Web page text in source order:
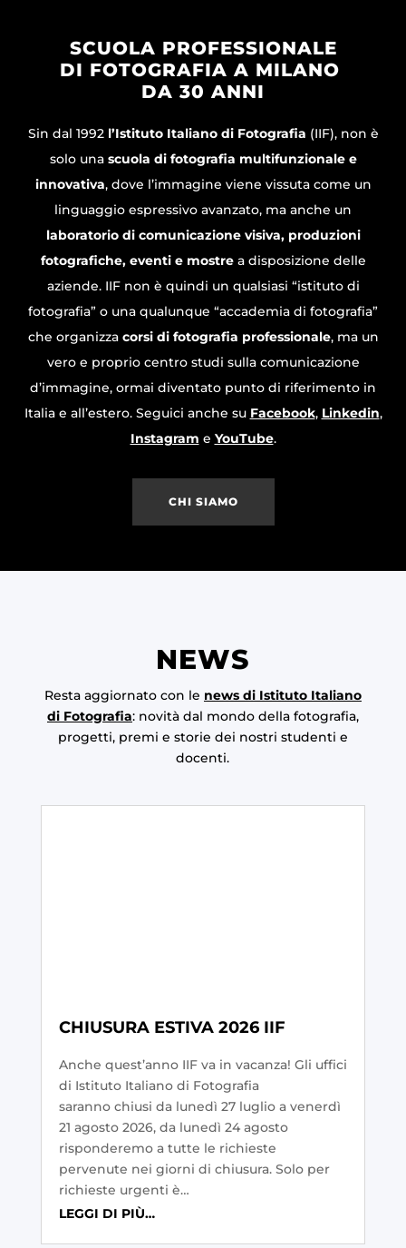
SCUOLA PROFESSIONALE
DI FOTOGRAFIA A MILANO
DA 30 ANNI
Sin dal 1992 l’Istituto Italiano di Fotografia (IIF), non è
solo una scuola di fotografia multifunzionale e
innovativa, dove l’immagine viene vissuta come un
linguaggio espressivo avanzato, ma anche un
laboratorio di comunicazione visiva, produzioni
fotografiche, eventi e mostrea disposizione delle
aziende. IIF non è quindi un qualsiasi “istituto di
fotografia” o una qualunque “accademia di fotografia”
che organizza corsi di fotografia professionale, ma un
vero e proprio centro studi sulla comunicazione
d’immagine, ormai diventato punto di riferimento in
Italia e all’estero. Seguici anche su Facebook, Linkedin,
Instagram e YouTube.
CHI SIAMO
NEWS
Resta aggiornato con le news di Istituto Italiano
di Fotografia: novità dal mondo della fotografia,
progetti, premi e storie dei nostri studenti e
docenti.
CHIUSURA ESTIVA 2026 IIF
Anche quest’anno IIF va in vacanza! Gli uffici
di Istituto Italiano di Fotografia
saranno chiusi da lunedì 27 luglio a venerdì
21 agosto 2026, da lunedì 24 agosto
risponderemo a tutte le richieste
pervenute nei giorni di chiusura. Solo per
richieste urgenti è…
LEGGI DI PIÙ…